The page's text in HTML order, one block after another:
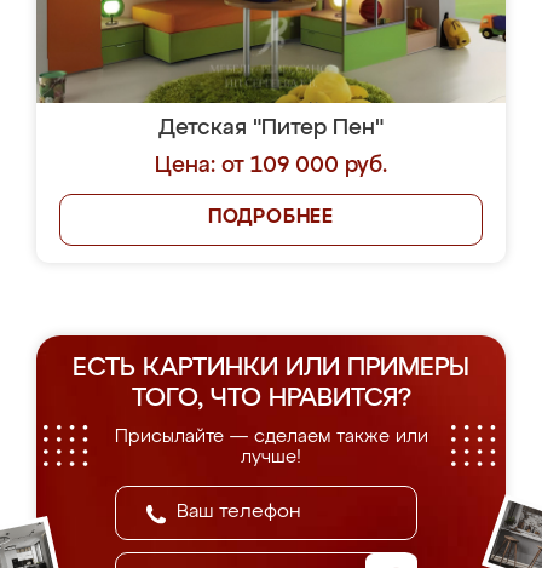
Детская "Питер Пен"
Цена: от 109 000 руб.
ПОДРОБНЕЕ
ЕСТЬ КАРТИНКИ ИЛИ ПРИМЕРЫ
ТОГО, ЧТО НРАВИТСЯ?
Присылайте — сделаем также или
лучше!